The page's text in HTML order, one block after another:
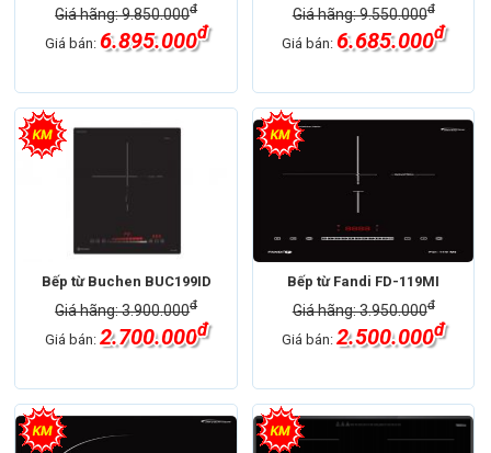
Giá hãng: 9.850.000đ
Giá bán: 6.895.000đ
Giá hãng: 9.550.000đ
Giá bán:6.685.000đ
Bếp từ Buchen BUC199ID
Giá hãng: 3.900.000đ
Giá bán: 2.700.000đ
Bếp từ Fandi FD-119MI
Giá hãng: 3.950.000đ
Giá bán:2.500.000đ